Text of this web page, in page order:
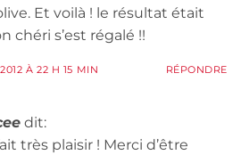
Et voilà ! le résultat était
chéri s’est régalé !!
À 22 H 15 MIN RÉPONDRE
dit:
très plaisir ! Merci d’être